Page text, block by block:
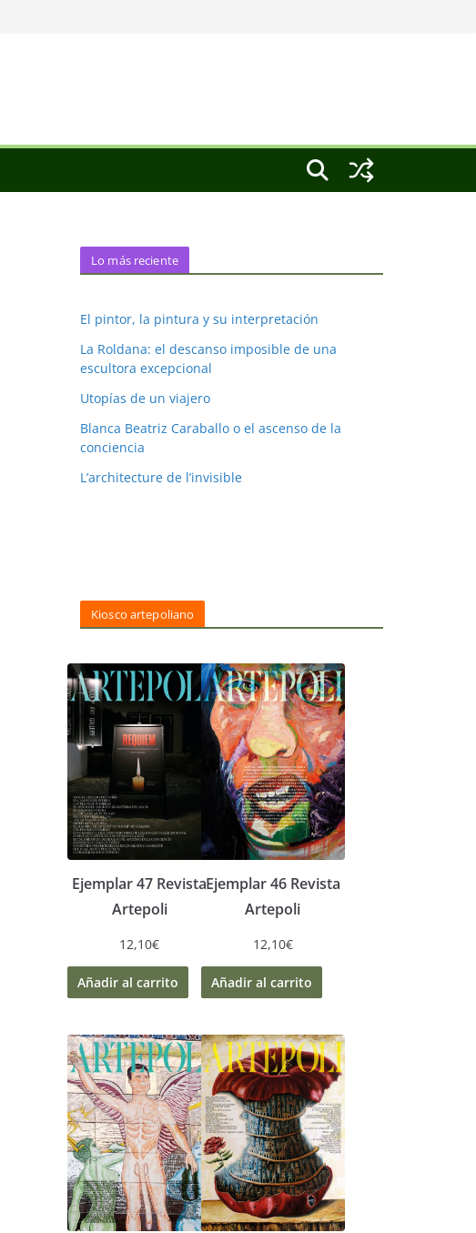
Lo más reciente
El pintor, la pintura y su interpretación
La Roldana: el descanso imposible de una
escultora excepcional
Utopías de un viajero
Blanca Beatriz Caraballo o el ascenso de la
conciencia
L’architecture de l’invisible
Kiosco artepoliano
Ejemplar 47 Revista
Artepoli
12,10€
Añadir al carrito
Ejemplar 46 Revista
Artepoli
12,10€
Añadir al carrito